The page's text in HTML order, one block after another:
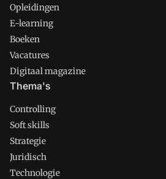
Opleidingen
E-learning
Boeken
Vacatures
Digitaal magazine
Thema's
Controlling
Soft skills
Strategie
Juridisch
Technologie